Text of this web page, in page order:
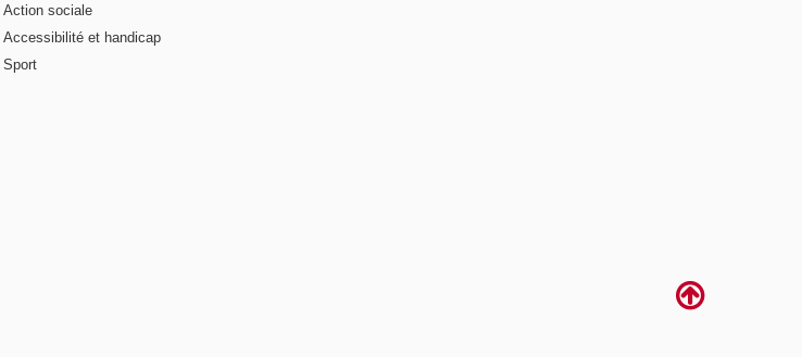
Action sociale
Accessibilité et handicap
Sport